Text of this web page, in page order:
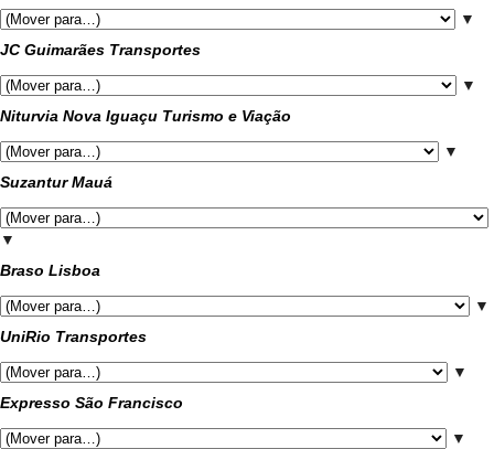
▼
JC Guimarães Transportes
▼
Niturvia Nova Iguaçu Turismo e Viação
▼
Suzantur Mauá
▼
Braso Lisboa
▼
UniRio Transportes
▼
Expresso São Francisco
▼